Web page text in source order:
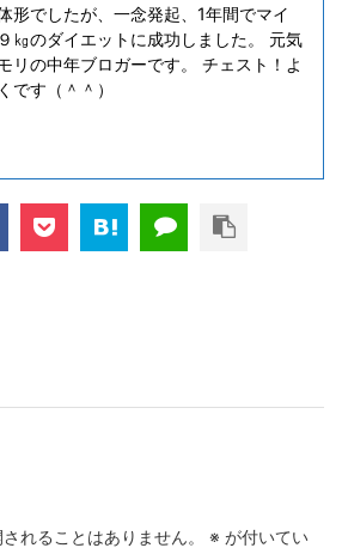
形でしたが、一念発起、1年間でマイ
㎏のダイエットに成功しました。 元気
リの中年ブロガーです。 チェスト！よ
です（＾＾）
れることはありません。 ※ が付いてい